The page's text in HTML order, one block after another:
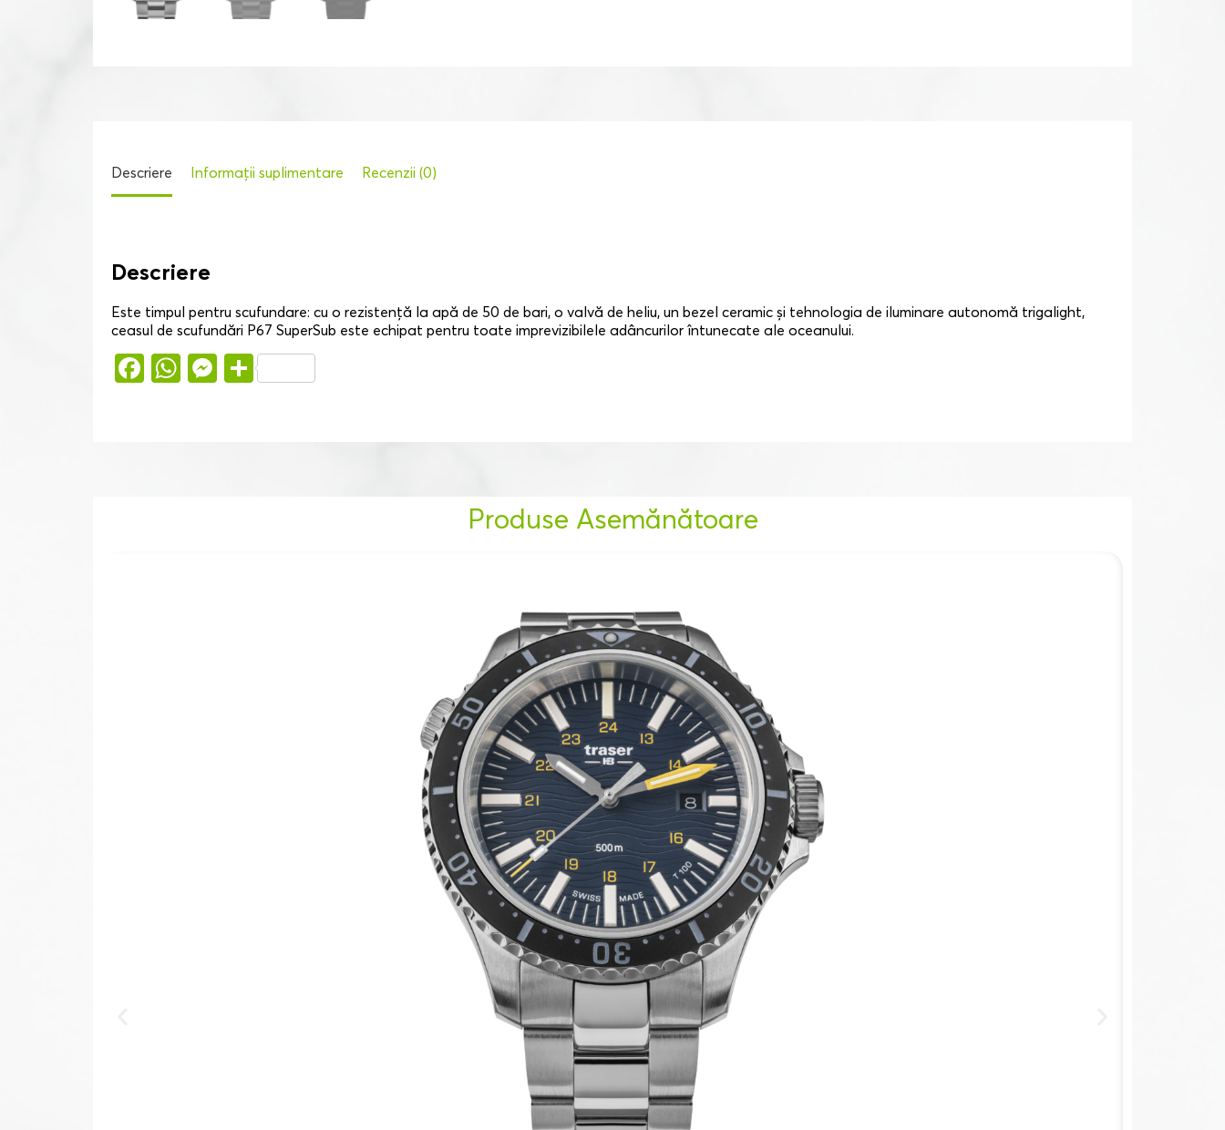
Descriere Informații suplimentare Recenzii (0)
Descriere
Este timpul pentru scufundare: cu o rezistență la apă de 50 de bari, o valvă de heliu, un bezel ceramic și tehnologia de iluminare autonomă trigalight,
ceasul de scufundări P67 SuperSub este echipat pentru toate imprevizibilele adâncurilor întunecate ale oceanului.
Facebook
WhatsApp
Messenger
Partajează
Produse Asemănătoare